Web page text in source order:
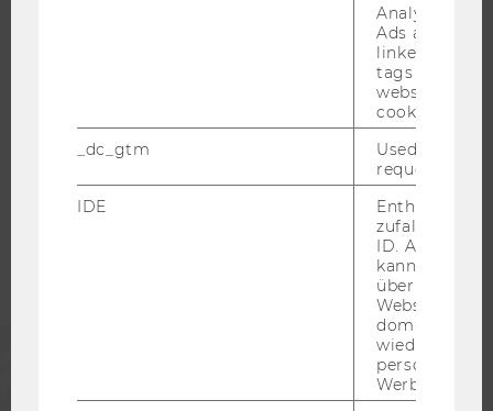
WU COMMUNITY
STUDIERENDE
MITARBEITENDE
Analytics and
Ads accounts
linked, the
tags on the
website read
cookie.
_dc_gtm
Used to
request rate.
IDE
Enthält eine
ID. Anhand
kann Google
über
Websites
Werbung